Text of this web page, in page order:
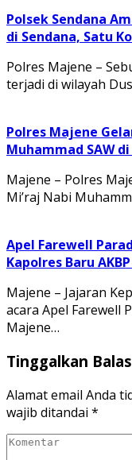
Polsek Sendana
di Sendana, Satu
Polres Majene –
terjadi di wilayah
Polres Majene
Muhammad SAW
Majene – Polres
Mi’raj Nabi
Apel Farewell
Kapolres Baru
Majene – Jajaran
acara Apel Farewell
Majene…
Tinggalkan
Alamat email Anda
wajib ditandai *